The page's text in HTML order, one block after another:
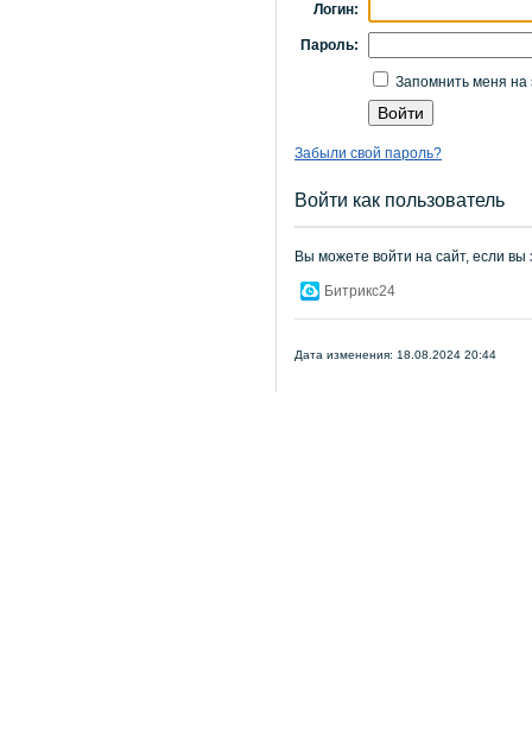
Логин:
Пароль:
Запомнить меня на
Забыли свой пароль?
Войти как пользователь
Вы можете войти на сайт, если вы
Битрикс24
Дата изменения: 18.08.2024 20:44